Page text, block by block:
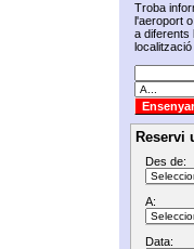
Troba
l'aeroport
a diferents
localització
Reservi
Des de:
A:
Data: